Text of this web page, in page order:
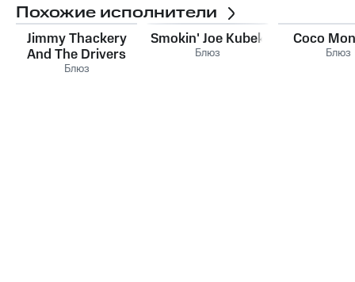
Похожие исполнители
Jimmy Thackery
And The Drivers
Блюз
Smokin' Joe Kubek
Блюз
Coco
Блюз